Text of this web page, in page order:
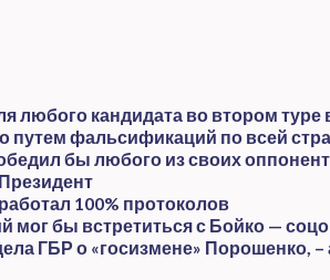
любого кандидата во втором
фальсификаций по всей
бы любого из своих
100% протоколов
мог бы встретиться с Бойко —
ГБР о «госизмене» Порошенко, –